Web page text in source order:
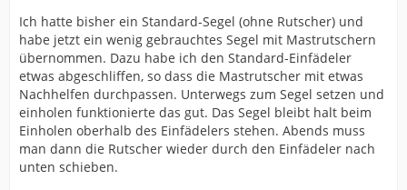
Ich hatte bisher ein Standard-Segel (ohne Rutscher) und
habe jetzt ein wenig gebrauchtes Segel mit Mastrutschern
übernommen. Dazu habe ich den Standard-Einfädeler
etwas abgeschliffen, so dass die Mastrutscher mit etwas
Nachhelfen durchpassen. Unterwegs zum Segel setzen und
einholen funktionierte das gut. Das Segel bleibt halt beim
Einholen oberhalb des Einfädelers stehen. Abends muss
man dann die Rutscher wieder durch den Einfädeler nach
unten schieben.